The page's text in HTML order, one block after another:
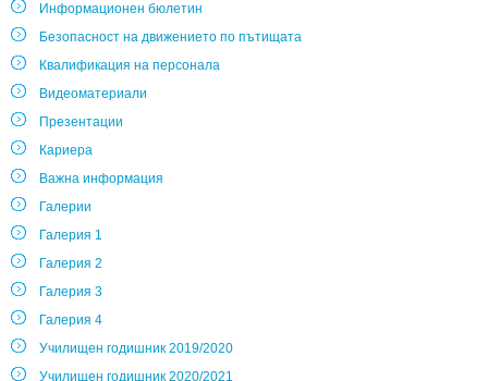
Информационен бюлетин
Безопасност на движението по пътищата
Квалификация на персонала
Видеоматериали
Презентации
Кариера
Важна информация
Галерии
Галерия 1
Галерия 2
Галерия 3
Галерия 4
Училищен годишник 2019/2020
Училищен годишник 2020/2021